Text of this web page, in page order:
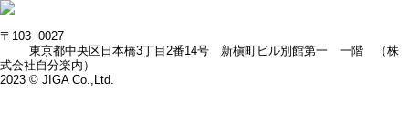
〒103−0027
東京都中央区日本橋3丁目2番14号 新槇町ビル別館第一 一階 （株
式会社自分楽内）
2023 © JIGA Co.,Ltd.